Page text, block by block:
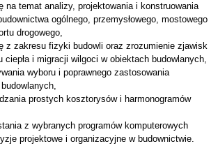
na temat analizy, projektowania i konstruowania
ogólnego, przemysłowego, mostowego
drogowego,
z zakresu fizyki budowli oraz zrozumienie zjawisk
i migracji wilgoci w obiektach budowlanych,
wyboru i poprawnego zastosowania
prostych kosztorysów i harmonogramów
z wybranych programów komputerowych
projektowe i organizacyjne w budownictwie.